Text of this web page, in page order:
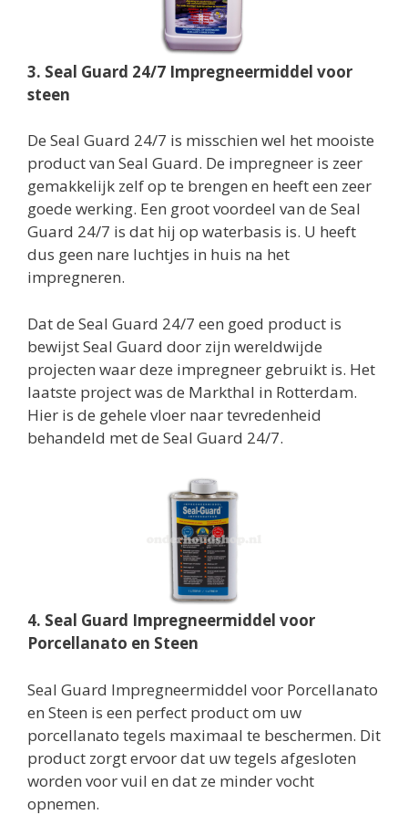
3. Seal Guard 24/7 Impregneermiddel voor
steen
De Seal Guard 24/7 is misschien wel het mooiste
product van Seal Guard. De impregneer is zeer
gemakkelijk zelf op te brengen en heeft een zeer
goede werking. Een groot voordeel van de Seal
Guard 24/7 is dat hij op waterbasis is. U heeft
dus geen nare luchtjes in huis na het
impregneren.
Dat de Seal Guard 24/7 een goed product is
bewijst Seal Guard door zijn wereldwijde
projecten waar deze impregneer gebruikt is. Het
laatste project was de Markthal in Rotterdam.
Hier is de gehele vloer naar tevredenheid
behandeld met de Seal Guard 24/7.
4. Seal Guard Impregneermiddel voor
Porcellanato en Steen
Seal Guard Impregneermiddel voor Porcellanato
en Steen is een perfect product om uw
porcellanato tegels maximaal te beschermen. Dit
product zorgt ervoor dat uw tegels afgesloten
worden voor vuil en dat ze minder vocht
opnemen.